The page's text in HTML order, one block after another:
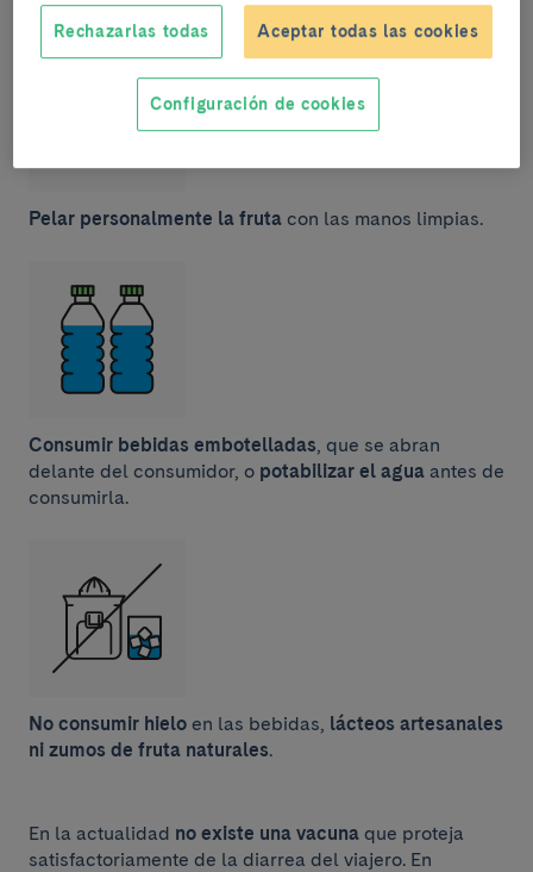
Pelar personalmente la fruta con las manos limpias.
Consumir bebidas embotelladas, que se abran
delante del consumidor, o potabilizar el agua antes de
consumirla.
No consumir hielo en las bebidas, lácteos artesanales
ni zumos de fruta naturales.
En la actualidad no existe una vacuna que proteja
satisfactoriamente de la diarrea del viajero. En
Rechazarlas todas Aceptar todas las cookies
Configuración de cookies